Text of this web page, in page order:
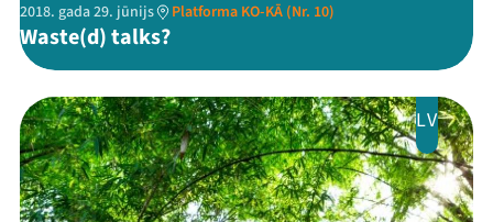
2018. gada 29. jūnijs Platforma KO-KĀ (Nr. 10)
Waste(d) talks?
LV